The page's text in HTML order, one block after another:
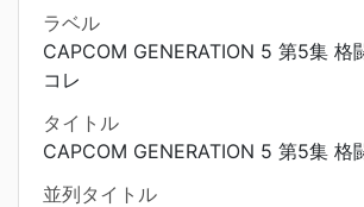
ラベル
CAPCOM GENERATION 5 第5集 格
コレ
タイトル
CAPCOM GENERATION 5 第5集 格
並列タイトル